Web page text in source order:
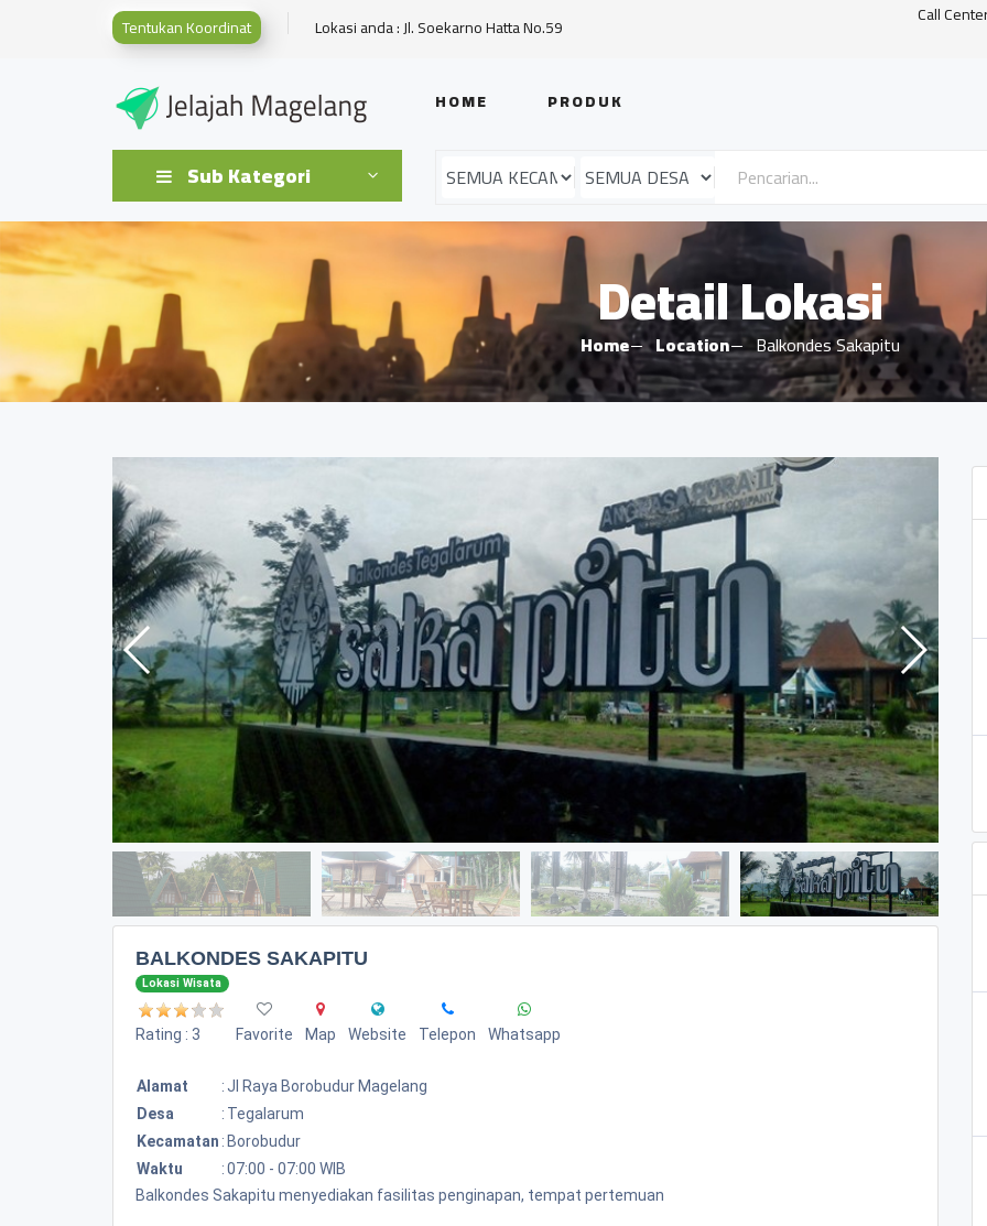
Tentukan Koordinat Lokasi anda : Jl. Soekarno Hatta No.59 Call
HOME PRODUK
Sub Kategori
Detail Lokasi
Home Location Balkondes Sakapitu
BALKONDES SAKAPITU
Lokasi Wisata
Rating : 3 Favorite Map Website Telepon Whatsapp
Alamat : Jl Raya Borobudur Magelang
Desa
: Tegalarum
Kecamatan : Borobudur
Waktu
:07:00 - 07:00 WIB
Balkondes Sakapitu menyediakan fasilitas penginapan, tempat pertemuan